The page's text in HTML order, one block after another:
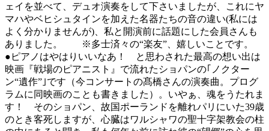
ェイを並べて、デュオ演奏をして下さいましたが、これにヤ
マハやベヒシュタインを加えた名器たちの音の違い(私には
よく分かりませんが)、私と開演前に話題にした会員さんも
ありました。 ※多士済々の“楽友”、嬉しいことです。
●ピアノはやはりいいなあ！ と思わされた最高の想い出は
映画『戦場のピアニスト』で流れたショパンの｢ノクター
ン“遺作”｣です（今コンサートの髙橋さんの演奏曲。プログ
ラムに同映画のことも書きました）。いやぁ、魂をうたれま
す！ そのショパン、故国ポーランドを離れパリにいた39歳
のとき客死しますが、心臓はワルシャワの聖十字架教会の柱